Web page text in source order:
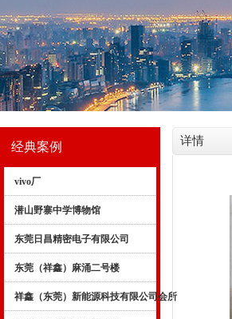
经典案例
vivo厂
潜山野寨中学博物馆
东莞日昌精密电子有限公司
东莞（祥鑫）麻涌二号楼
祥鑫（东莞）新能源科技有限公司会所
详情